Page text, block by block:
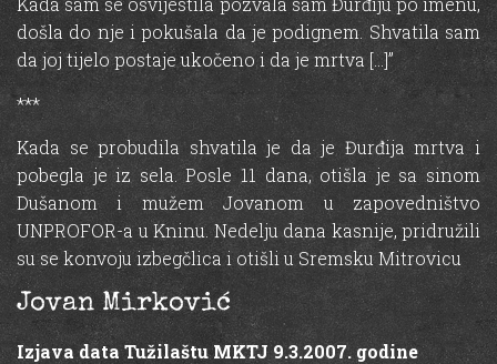
došla do nje i pokušala da je podignem. Shvatila sam
da joj tijelo postaje ukočeno i da je mrtva […]”
***
Kada se probudila shvatila je da je Đurđija mrtva i
pobegla je iz sela. Posle 11 dana, otišla je sa sinom
Dušanom i mužem Jovanom u zapovedništvo
UNPROFOR-a u Kninu. Nedelju dana kasnije, pridružili
su se konvoju izbegčlica i otišli u Sremsku Mitrovicu
Jovan Mirković
Izjava data Tužilaštu MKTJ 9.3.2007. godine